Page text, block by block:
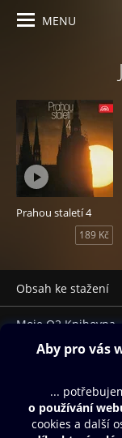
MENU
Prahou staletí 4
189 Kč
Obsah ke stažení
Moje O2 Knihovna
Další zábava
© O2 Czech Republic